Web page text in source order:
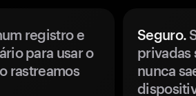
registro e
para usar o
rastreamos
Seguro.
privadas
nunca